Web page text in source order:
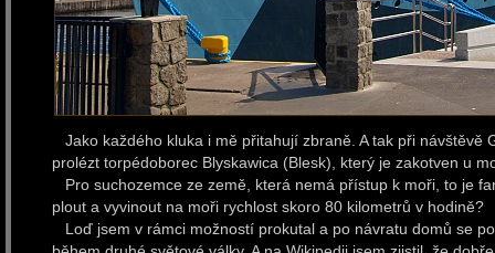
Jako každého kluka i mě přitahují zbraně. A tak při návštěvě
prolézt torpédoborec Blyskawica (Blesk), který je zakotven u
Pro suchozemce ze země, která nemá přístup k moři, to je
plout a vyvinout na moři rychlost skoro 80 kilometrů v hodině?
Loď jsem v rámci možností prokutal a po návratu domů se